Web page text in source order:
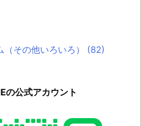
その他いろいろ） (82)
の公式アカウント